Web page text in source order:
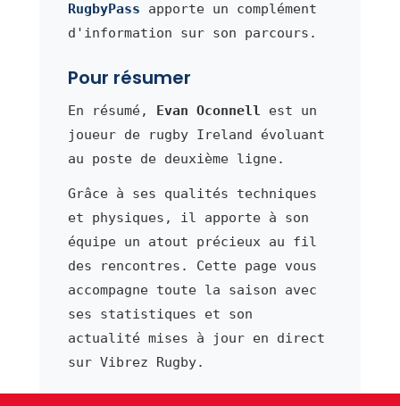
RugbyPass apporte un complément
d'information sur son parcours.
Pour résumer
En résumé, Evan Oconnell est un
joueur de rugby Ireland évoluant
au poste de deuxième ligne.
Grâce à ses qualités techniques
et physiques, il apporte à son
équipe un atout précieux au fil
des rencontres. Cette page vous
accompagne toute la saison avec
ses statistiques et son
actualité mises à jour en direct
sur Vibrez Rugby.